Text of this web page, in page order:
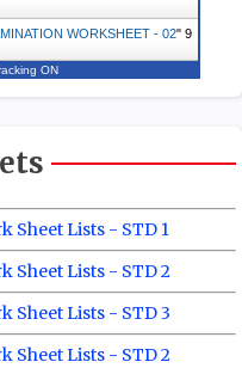
WORKSHEET - 02" 9
ON
Sheet Lists - STD 1
Sheet Lists - STD 2
Sheet Lists - STD 3
Sheet Lists - STD 2